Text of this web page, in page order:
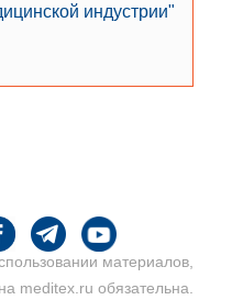
индустрии"
материалов,
meditex.ru обязательна.